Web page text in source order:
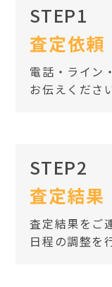
STEP1
査定依頼
電話・ライン
お伝えくださ
STEP2
査定結果
査定結果をご
日程の調整を